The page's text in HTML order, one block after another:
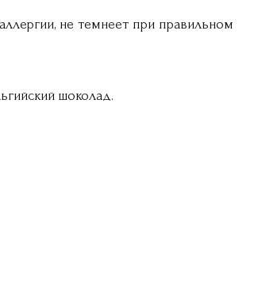
не темнеет при правильном
шоколад.